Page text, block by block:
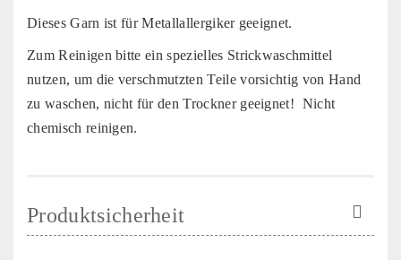
Dieses Garn ist für Metallallergiker geeignet.
Zum Reinigen bitte ein spezielles Strickwaschmittel
nutzen, um die verschmutzten Teile vorsichtig von Hand
zu waschen, nicht für den Trockner geeignet! Nicht
chemisch reinigen.
Produktsicherheit